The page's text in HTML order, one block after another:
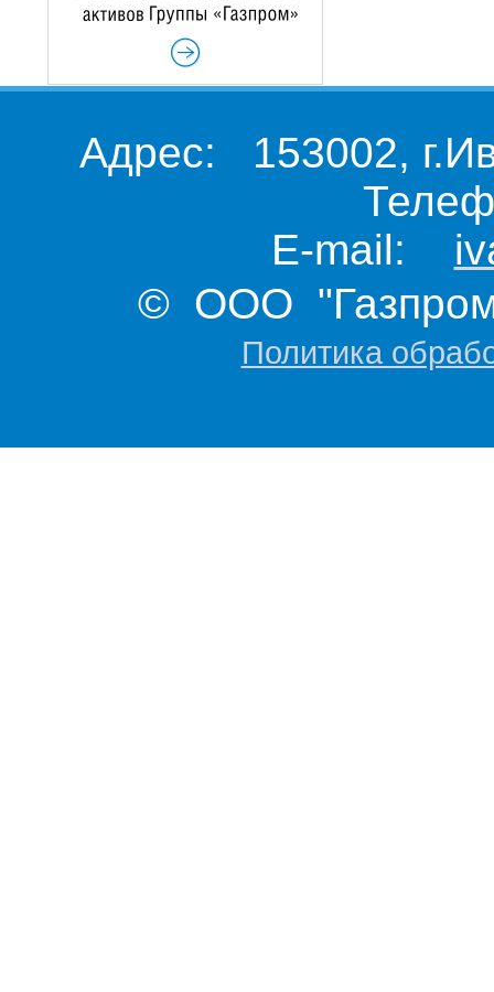
Адрес: 153002,
E-mail:
© ООО "Газпром
Политика